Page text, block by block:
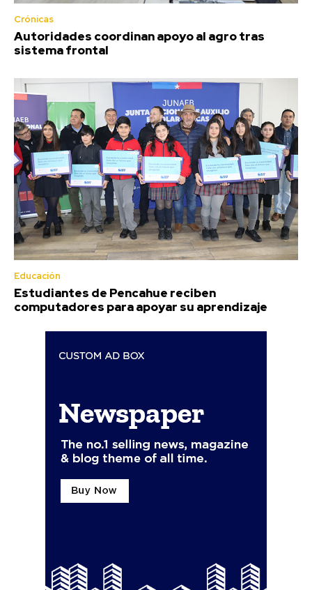
Crónicas
Autoridades coordinan apoyo al agro tras
sistema frontal
Educación
Estudiantes de Pencahue reciben
computadores para apoyar su aprendizaje